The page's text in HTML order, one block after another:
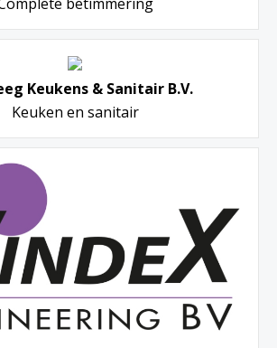
Keukens & Sanitair B.V.
Keuken en sanitair